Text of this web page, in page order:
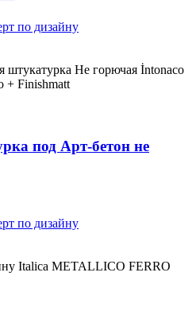
по дизайну
под Арт-бетон не
по дизайну